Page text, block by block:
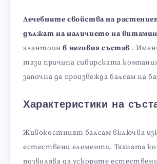
Лечебните свойства на
дължат на наличието на
алантоинв неговия състав .
тази причина сибирската
започна да произвежда балсам на
Характеристики на
Живокостният балсам включва
естествени елементи. Тяхната
позволява да ускорите